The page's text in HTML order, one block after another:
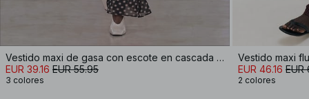
Vestido maxi de gasa con escote en cascada y pañuelo
EUR 39.16 EUR 55.95
3 colores
Vestido maxi
EUR 46.16 EUR
2 colores